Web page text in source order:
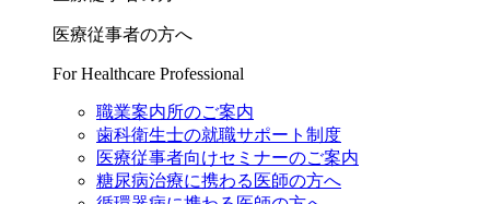
医療従事者の方へ
For Healthcare Professional
職業案内所のご案内
歯科衛生士の就職サポート制度
医療従事者向けセミナーのご案内
糖尿病治療に携わる医師の方へ